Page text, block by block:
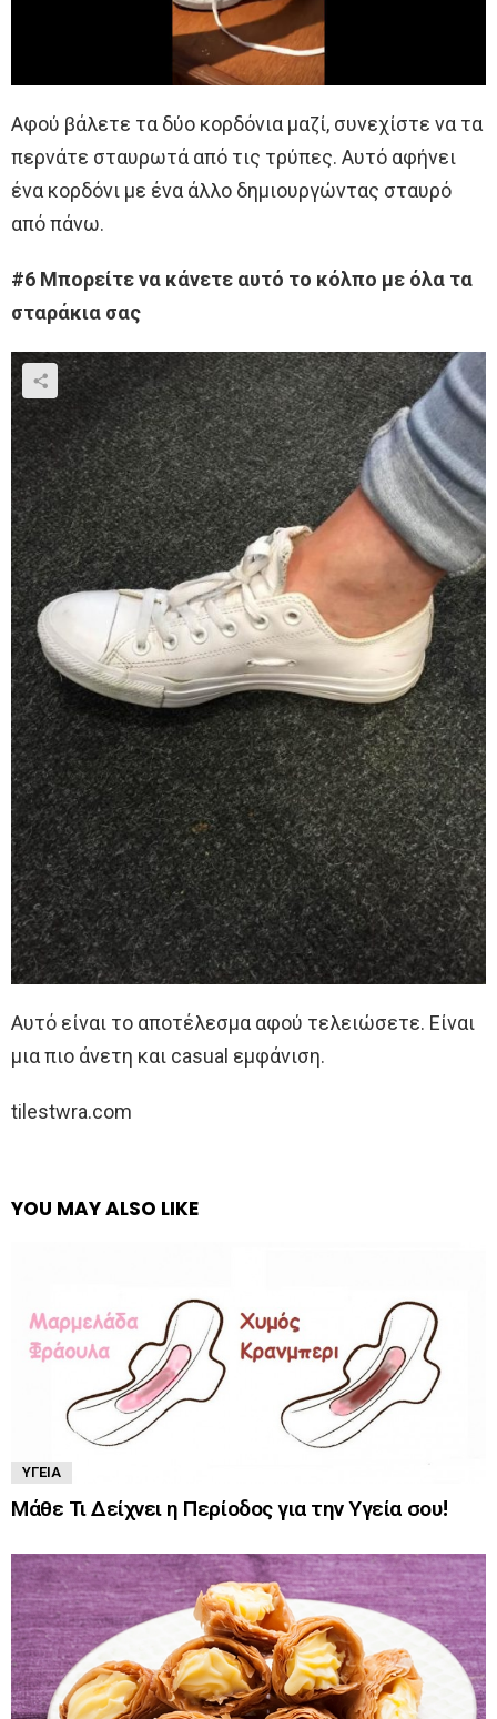
Αφού βάλετε τα δύο κορδόνια μαζί, συνεχίστε να τα
περνάτε σταυρωτά από τις τρύπες. Αυτό αφήνει
ένα κορδόνι με ένα άλλο δημιουργώντας σταυρό
από πάνω.
#6 Μπορείτε να κάνετε αυτό το κόλπο με όλα τα
σταράκια σας
Αυτό είναι το αποτέλεσμα αφού τελειώσετε. Είναι
μια πιο άνετη και casual εμφάνιση.
tilestwra.com
YOU MAY ALSO LIKE
ΥΓΕΊΑ
Μάθε Τι Δείχνει η Περίοδος για την Υγεία σου!